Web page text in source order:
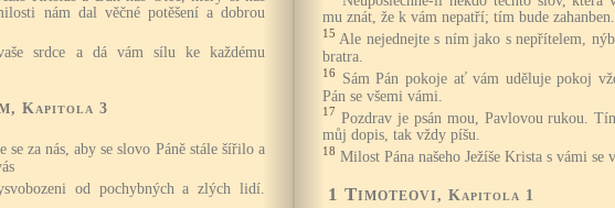
nám dal věčné potěšení a dobrou
srdce a dá vám sílu ke každému
, Kapitola 3
za nás, aby se slovo Páně stále šířilo a
od pochybných a zlých lidí.
mu znát, že k vám nepatří; tím bude zahanben.
15 Ale nejednejte s ním jako s nepřítelem,
bratra.
16
Sám Pán pokoje ať vám uděluje pokoj
Pán se všemi vámi.
17 Pozdrav je psán mou, Pavlovou rukou.
můj dopis, tak vždy píšu.
18 Milost Pána našeho Ježíše Krista s vámi se
1 Timoteovi, Kapitola 1